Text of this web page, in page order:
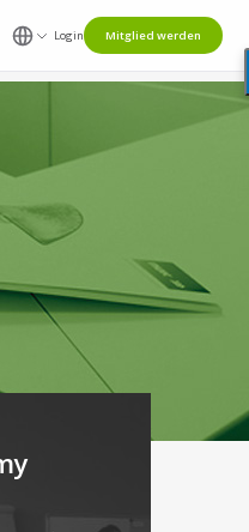
Login Mitglied werden